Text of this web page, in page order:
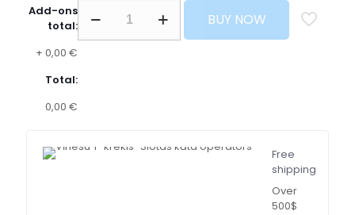
Add-ons
total:
+ 0,00 €
Total:
0,00 €
BUY NOW
Free
shipping
Over
500$